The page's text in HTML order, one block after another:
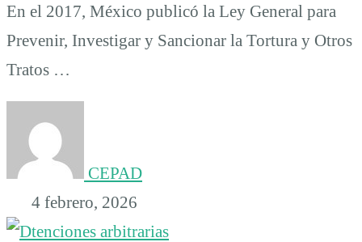
En el 2017, México publicó la Ley General para
Prevenir, Investigar y Sancionar la Tortura y Otros
Tratos …
CEPAD
4 febrero, 2026